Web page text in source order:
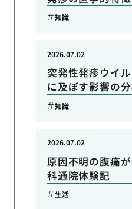
知識
突発性発疹ウイ
に及ぼす影響の
2026.07.02
知識
原因不明の腹痛
科通院体験記
2026.07.02
生活